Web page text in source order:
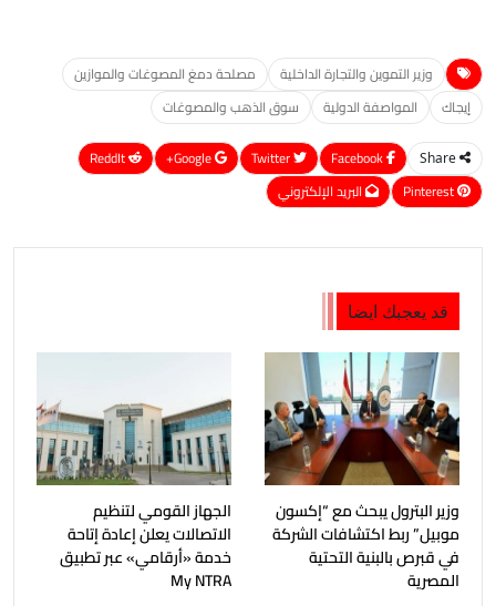
وزير التموين والتجارة الداخلية
مصلحة دمغ المصوغات والموازين
إيجاك
المواصفة الدولية سوق الذهب والمصوغات
Share
Google+
ReddIt
Pinterest
البريد الإلكتروني
قد يعجبك ايضا
وزير البترول يبحث مع “إكسون
موبيل” ربط اكتشافات الشركة
في قبرص بالبنية التحتية
المصرية
الجهاز القومي لتنظيم
الاتصالات يعلن إعادة إتاحة
خدمة «أرقامي» عبر تطبيق
My NTRA